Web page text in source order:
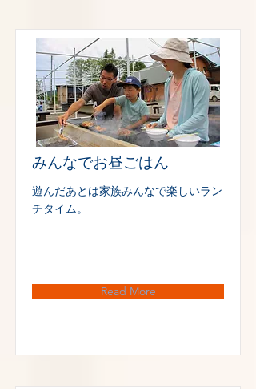
みんなでお昼ごはん
遊んだあとは家族みんなで楽しいラン
チタイム。
Read More